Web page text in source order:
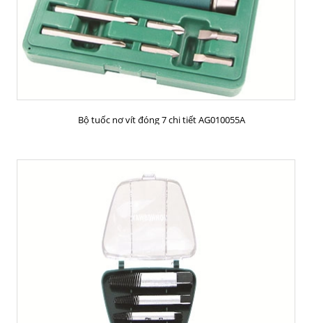
Bộ tuốc nơ vít đóng 7 chi tiết AG010055A